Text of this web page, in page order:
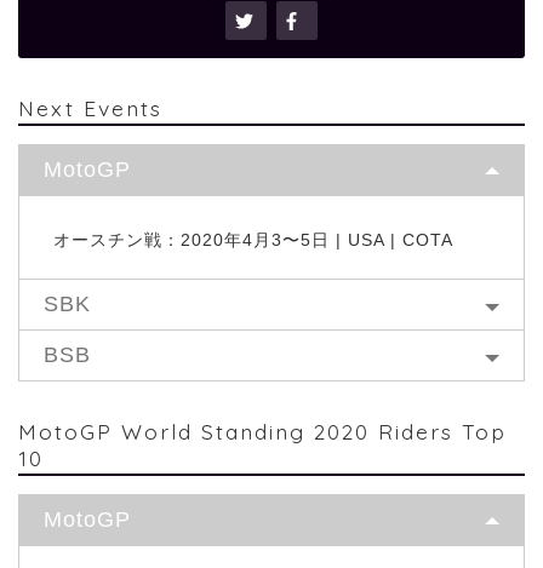
Next Events
MotoGP
オースチン戦：2020年4月3〜5日 | USA | COTA
SBK
BSB
MotoGP World Standing 2020 Riders Top
10
MotoGP